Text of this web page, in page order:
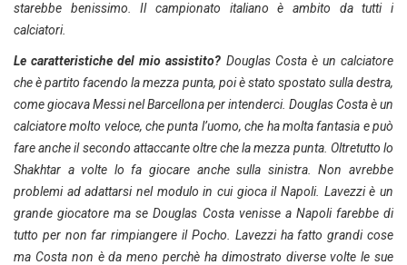
starebbe benissimo. Il campionato italiano è ambito da tutti i
calciatori.
Le caratteristiche del mio assistito? Douglas Costa è un calciatore
che è partito facendo la mezza punta, poi è stato spostato sulla destra,
come giocava Messi nel Barcellona per intenderci. Douglas Costa è un
calciatore molto veloce, che punta l’uomo, che ha molta fantasia e può
fare anche il secondo attaccante oltre che la mezza punta. Oltretutto lo
Shakhtar a volte lo fa giocare anche sulla sinistra. Non avrebbe
problemi ad adattarsi nel modulo in cui gioca il Napoli. Lavezzi è un
grande giocatore ma se Douglas Costa venisse a Napoli farebbe di
tutto per non far rimpiangere il Pocho. Lavezzi ha fatto grandi cose
ma Costa non è da meno perchè ha dimostrato diverse volte le sue